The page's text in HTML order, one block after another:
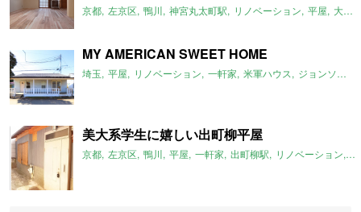
京都 左京区 鴨川 神宮丸太町駅 リノベーション 平屋 大文字山
MY AMERICAN SWEET HOME
埼玉 平屋 リノベーション 一軒家 米軍ハウス ジョンソンタウン
美大系学生に嬉しい出町柳平屋
京都 左京区 鴨川 平屋 一軒家 出町柳駅 リノベーション